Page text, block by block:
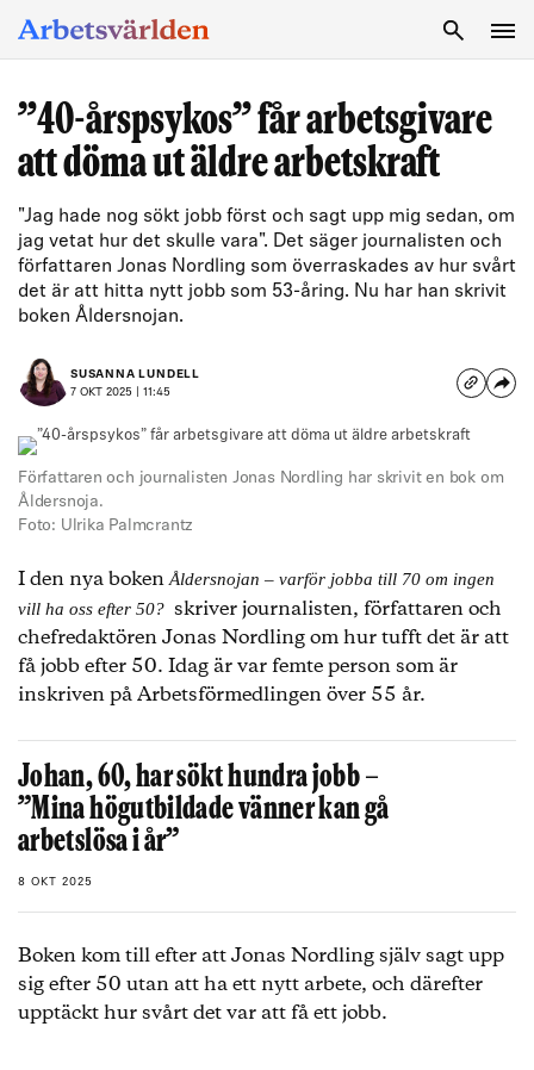
”40-årspsykos” får arbetsgivare
att döma ut äldre arbetskraft
"Jag hade nog sökt jobb först och sagt upp mig sedan, om
jag vetat hur det skulle vara". Det säger journalisten och
författaren Jonas Nordling som överraskades av hur svårt
det är att hitta nytt jobb som 53-åring. Nu har han skrivit
boken Åldersnojan.
SUSANNA LUNDELL
7 OKT 2025 | 11:45
Författaren och journalisten Jonas Nordling har skrivit en bok om
Åldersnoja.
Foto: Ulrika Palmcrantz
I den nya bokenÅldersnojan – varför jobba till 70 om ingen
vill ha oss efter 50? skriver journalisten, författaren och
chefredaktören Jonas Nordling om hur tufft det är att
få jobb efter 50. Idag är var femte person som är
inskriven på Arbetsförmedlingen över 55 år.
Johan, 60, har sökt hundra jobb –
”Mina högutbildade vänner kan gå
arbetslösa i år”
8 OKT 2025
Boken kom till efter att Jonas Nordling själv sagt upp
sig efter 50 utan att ha ett nytt arbete, och därefter
upptäckt hur svårt det var att få ett jobb.